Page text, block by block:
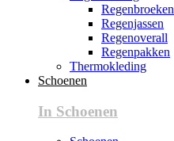
Regenbroeken
Regenjassen
Regenoverall
Regenpakken
Thermokleding
Schoenen
In Schoenen